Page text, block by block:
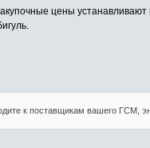
цены
к поставщикам вашего ГСМ,